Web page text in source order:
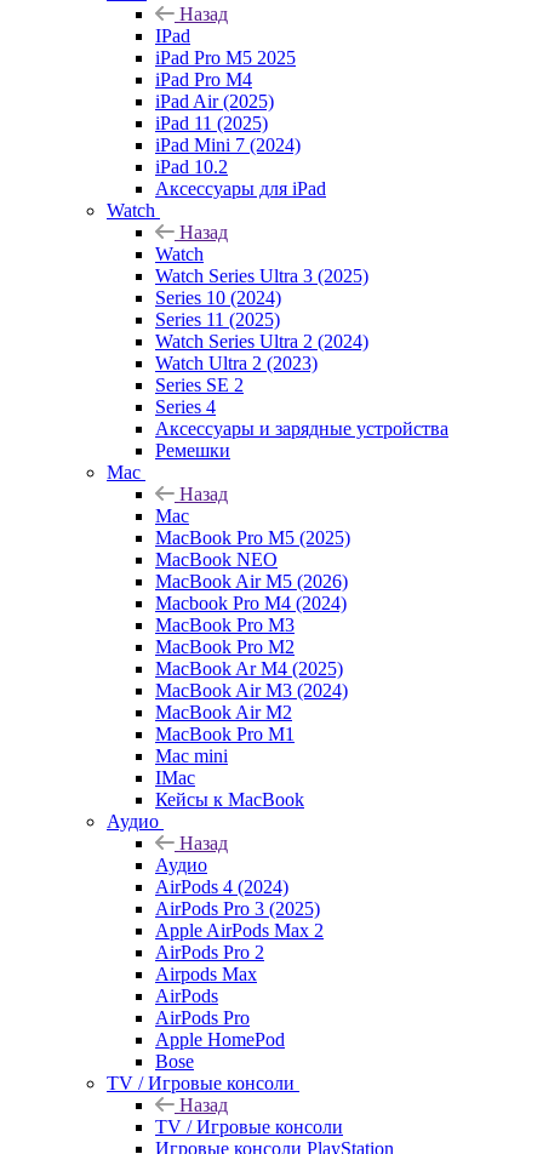
Назад
IPad
iPad Pro M5 2025
iPad Pro M4
iPad Air (2025)
iPad 11 (2025)
iPad Mini 7 (2024)
iPad 10.2
Аксессуары для iPad
Watch
Назад
Watch
Watch Series Ultra 3 (2025)
Series 10 (2024)
Series 11 (2025)
Watch Series Ultra 2 (2024)
Watch Ultra 2 (2023)
Series SE 2
Series 4
Аксессуары и зарядные устройства
Ремешки
Mac
Назад
Mac
MacBook Pro M5 (2025)
MacBook NEO
MacBook Air M5 (2026)
Macbook Pro M4 (2024)
MacBook Pro M3
MacBook Pro M2
MacBook Ar M4 (2025)
MacBook Air M3 (2024)
MacBook Air M2
MacBook Pro M1
Mac mini
IMac
Кейсы к MacBook
Аудио
Назад
Аудио
AirPods 4 (2024)
AirPods Pro 3 (2025)
Apple AirPods Max 2
AirPods Pro 2
Airpods Max
AirPods
AirPods Pro
Apple HomePod
Bose
TV / Игровые консоли
Назад
TV / Игровые консоли
Игровые консоли PlayStation